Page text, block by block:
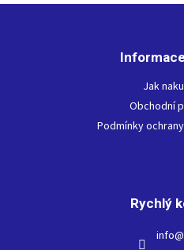
Jak
Obchodní
Podmínky
Rychlý
info@